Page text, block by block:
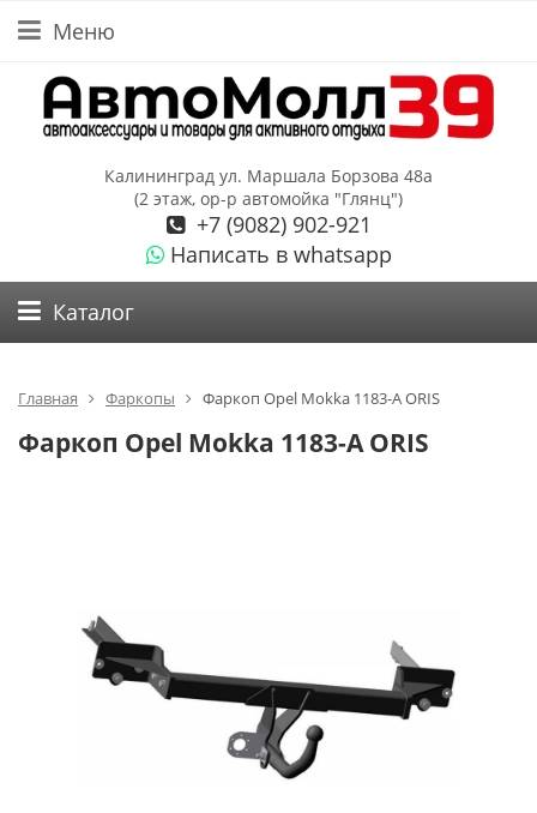
Меню
Калининград ул. Маршала Борзова 48а
(2 этаж, ор-р автомойка "Глянц")
+7 (9082) 902-921
Написать в whatsapp
Каталог
Главная Фаркопы Фаркоп Opel Mokka 1183-A ORIS
Фаркоп Opel Mokka 1183-A ORIS